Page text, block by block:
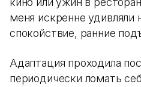
меня искренне удивляли
спокойствие, ранние
Адаптация проходила
периодически ломать